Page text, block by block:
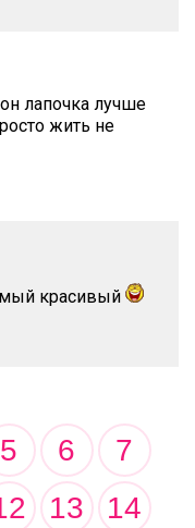
лапочка лучше
жить не
красивый
5 6
7
13
14